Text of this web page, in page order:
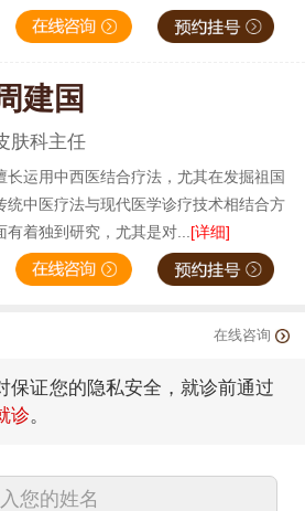
建国
肤科主任
长运用中西医结合疗法，尤其在发掘祖国
统中医疗法与现代医学诊疗技术相结合方
有着独到研究，尤其是对...[详细]
在线咨询
保证您的隐私安全，就诊前通过
诊。